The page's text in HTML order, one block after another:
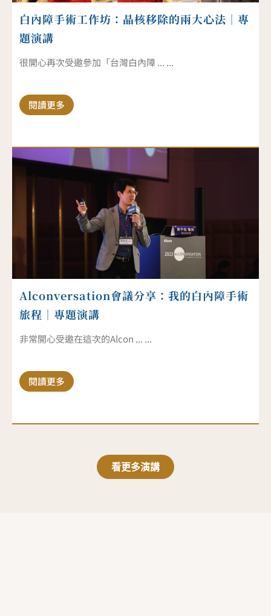
白內障手術工作坊：晶核移除的兩大心法｜專
題演講
很開心再次受邀參加「台灣白內障 ... ...
閱讀更多
Alconversation會議分享：我的白內障手術
旅程｜專題演講
非常開心受邀在這次的Alcon ... ...
閱讀更多
看更多演講